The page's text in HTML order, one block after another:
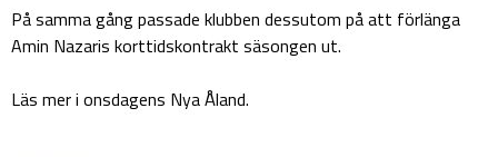
På samma gång passade klubben dessutom på att förlänga
Amin Nazaris korttidskontrakt säsongen ut.
Läs mer i onsdagens Nya Åland.